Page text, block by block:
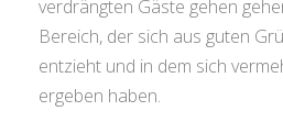
verdrängten Gäste gehen
Bereich, der sich aus guten
entzieht und in dem sich
ergeben haben.